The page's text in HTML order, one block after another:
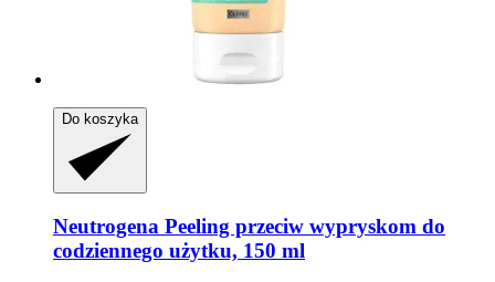
Do koszyka
Neutrogena Peeling przeciw wypryskom do
codziennego użytku, 150 ml